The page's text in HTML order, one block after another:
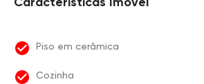
Piso em cerâmica
Cozinha